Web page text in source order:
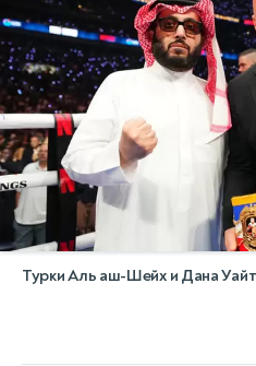
Турки Аль аш-Шейх и Дана Уайт